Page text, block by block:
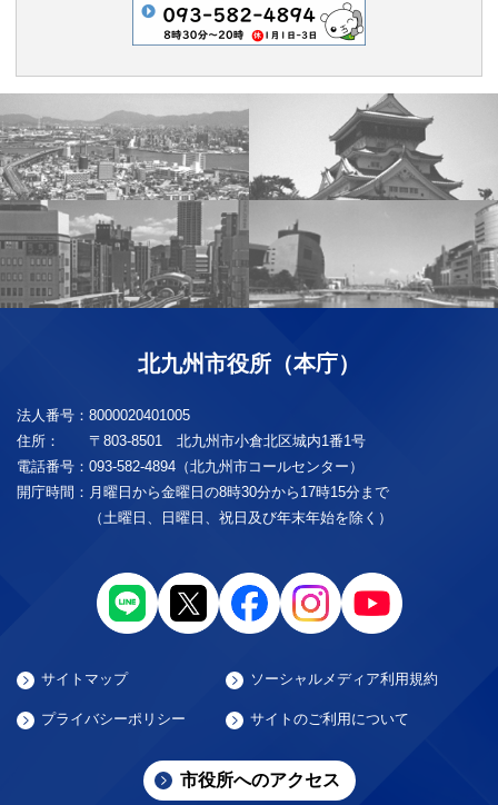
北九州市役所（本庁）
法人番号： 8000020401005
住所：
〒803-8501 北九州市小倉北区城内1番1号
電話番号： 093-582-4894（北九州市コールセンター）
開庁時間： 月曜日から金曜日の8時30分から17時15分まで
（土曜日、日曜日、祝日及び年末年始を除く）
サイトマップ ソーシャルメディア利用規約
プライバシーポリシー サイトのご利用について
市役所へのアクセス